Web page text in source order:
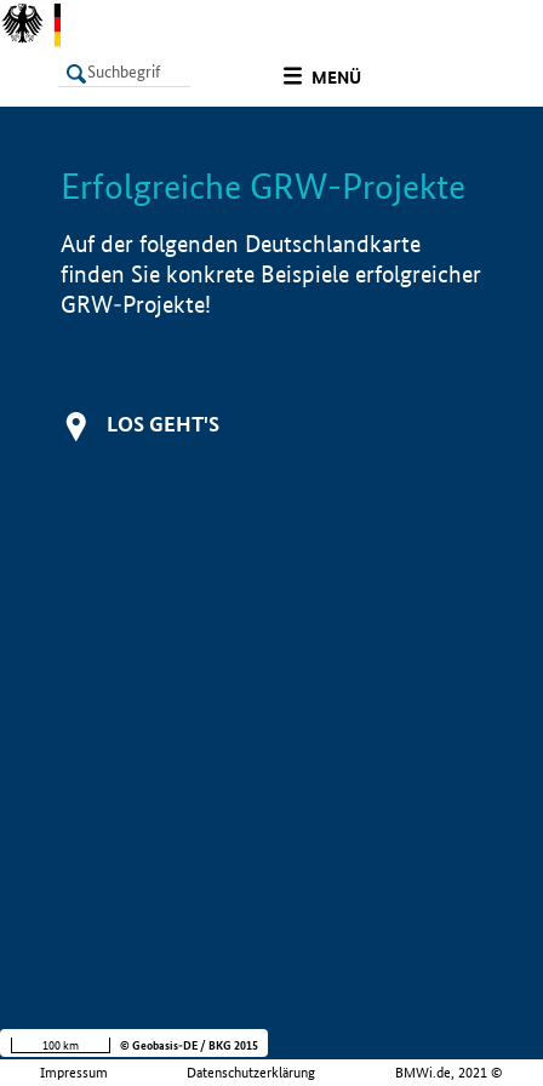
MENÜ
LISTE Info
Erfolgreiche GRW-Projekte
Auf der folgenden Deutschlandkarte
finden Sie konkrete Beispiele erfolgreicher
GRW-Projekte!
LOS GEHT'S
Impressum Datenschutzerklärung BMWi.de, 2021 ©
100 km © Geobasis-DE / BKG 2015